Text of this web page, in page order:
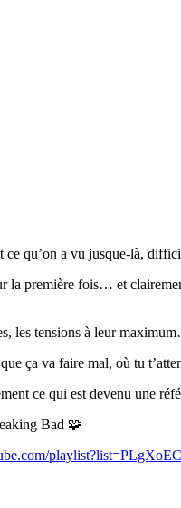
qu’on a vu jusque-là,
première fois… et
les tensions à leur
ça va faire mal, où tu
ce qui est devenu une
Bad 🧩